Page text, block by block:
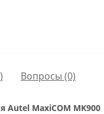
) Вопросы (0)
Autel MaxiCOM MK900